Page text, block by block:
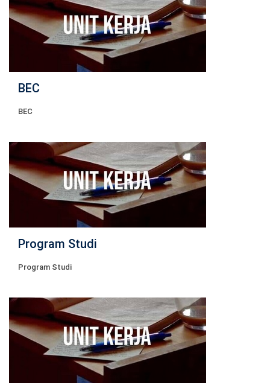
BEC
BEC
Program Studi
Program Studi